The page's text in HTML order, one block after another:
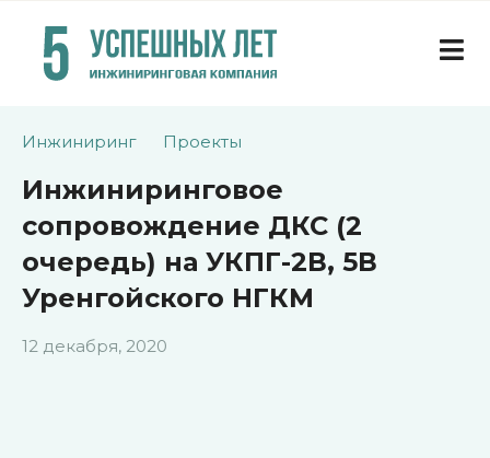
Инжиниринг Проекты
Инжиниринговое
сопровождение ДКС (2
очередь) на УКПГ-2В, 5В
Уренгойского НГКМ
12 декабря, 2020